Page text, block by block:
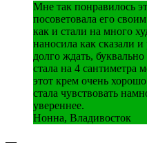
Мне так понравилось
посоветовала его
как и стали на много
наносила как сказали и
долго ждать,
стала на 4 сантиметра
этот крем очень
стала чувствовать
увереннее.
Нонна, Владивосток
—